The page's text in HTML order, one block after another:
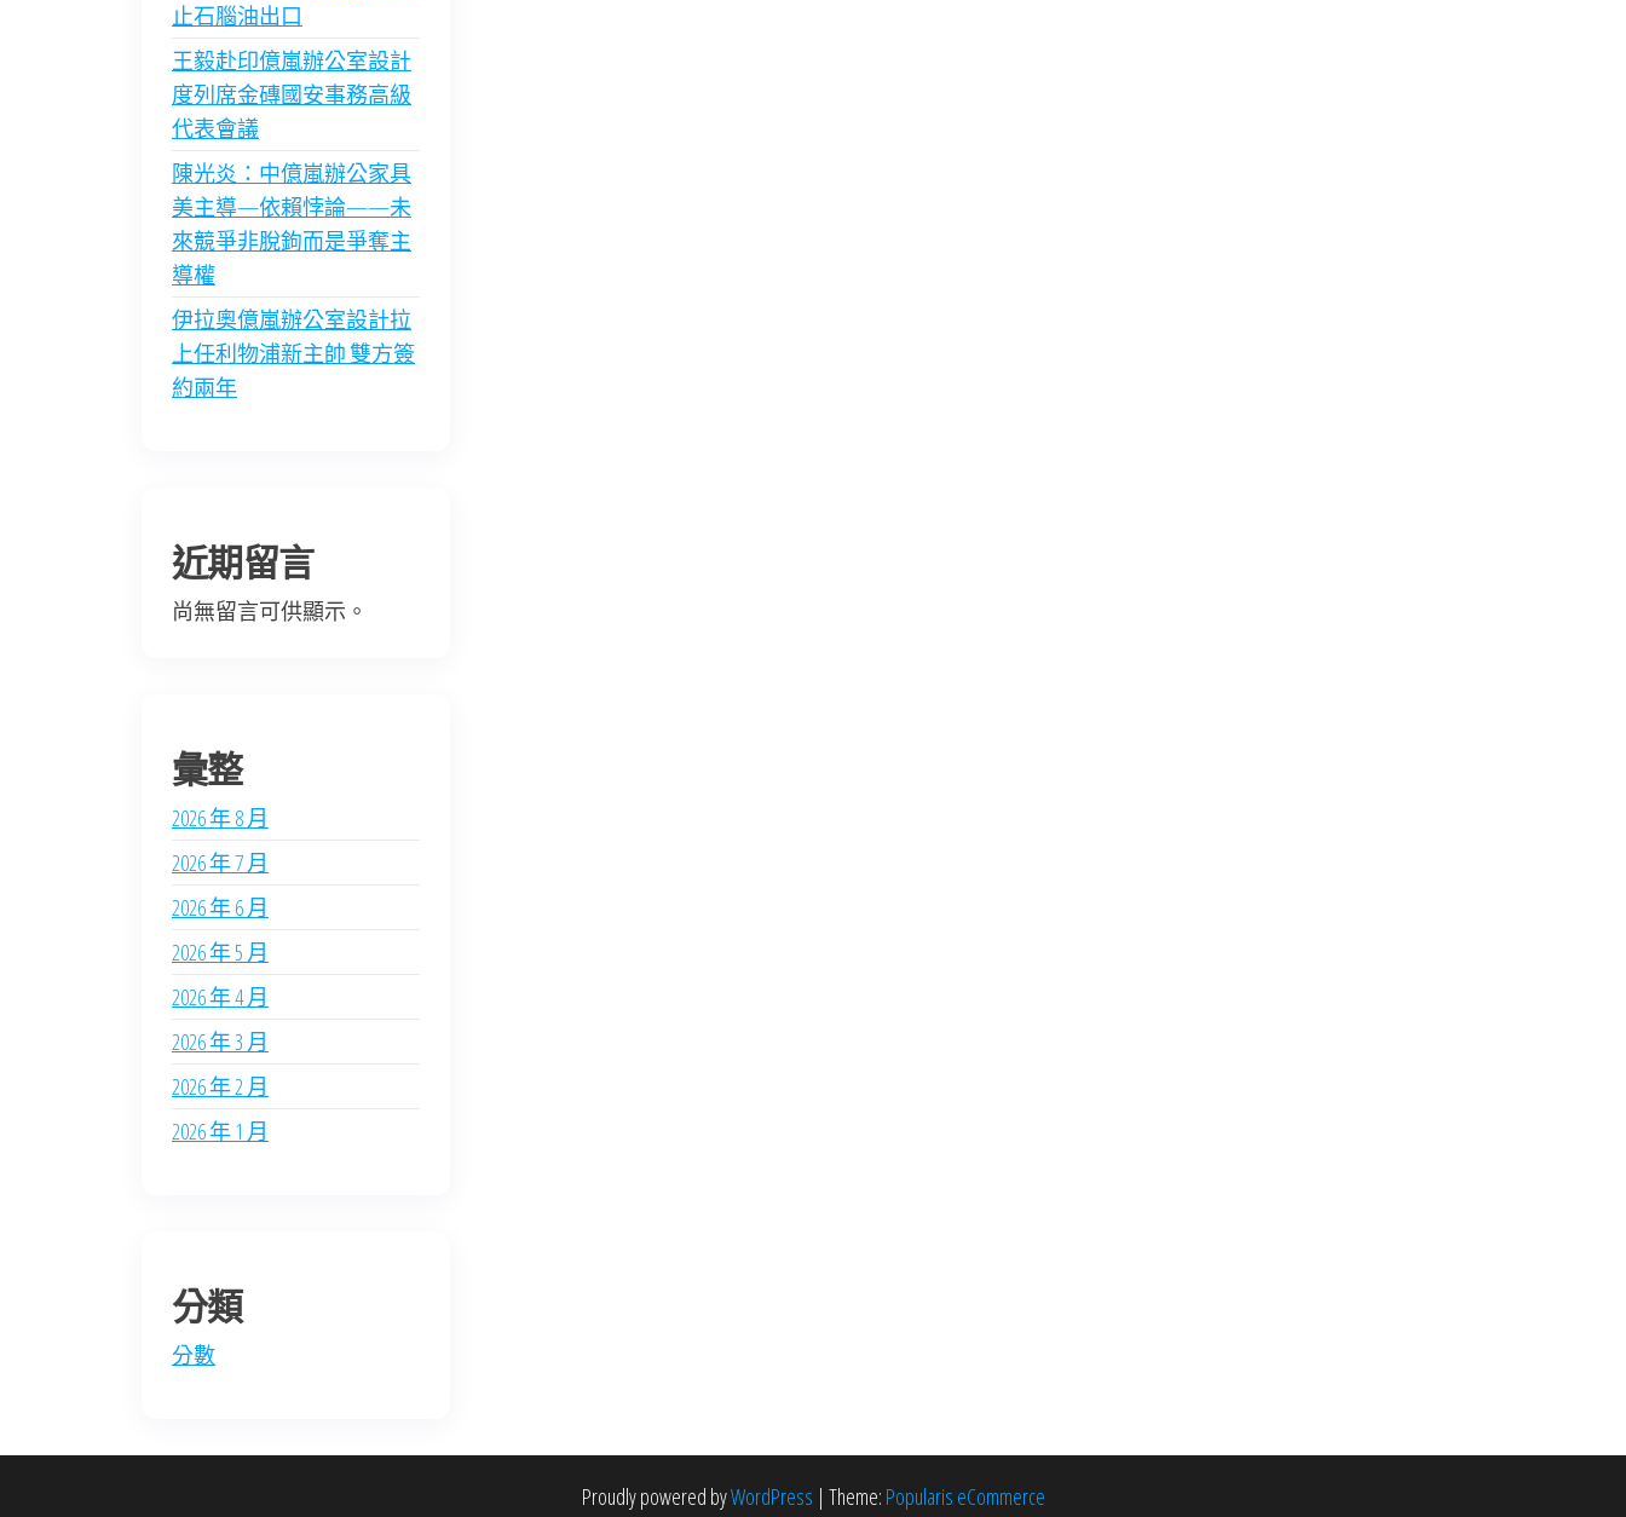
止石腦油出口
王毅赴印億嵐辦公室設計
度列席金磚國安事務高級
代表會議
陳光炎：中億嵐辦公家具
美主導—依賴悖論——未
來競爭非脫鉤而是爭奪主
導權
伊拉奧億嵐辦公室設計拉
上任利物浦新主帥 雙方簽
約兩年
近期留言
尚無留言可供顯示。
彙整
2026 年 8 月
2026 年 7 月
2026 年 6 月
2026 年 5 月
2026 年 4 月
2026 年 3 月
2026 年 2 月
2026 年 1 月
分類
分數
Proudly powered byWordPress | Theme: Popularis eCommerce